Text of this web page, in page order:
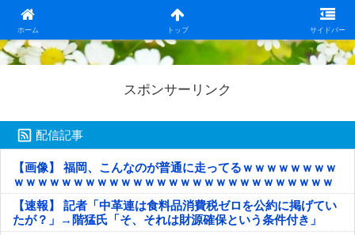
ホーム トップ サイドバー
日本第一！ニュース録
スポンサーリンク
配信記事
【画像】 福岡、こんなのが普通に走ってるｗｗｗｗｗｗｗｗ
ｗｗｗｗｗｗｗｗｗｗｗｗｗｗｗｗｗｗｗｗｗｗｗｗｗｗｗ
ｗｗｗｗｗ
【速報】 記者「中革連は食料品消費税ゼロを公約に掲げてい
たが？」→階猛氏「そ、それは財源確保という条件付き」